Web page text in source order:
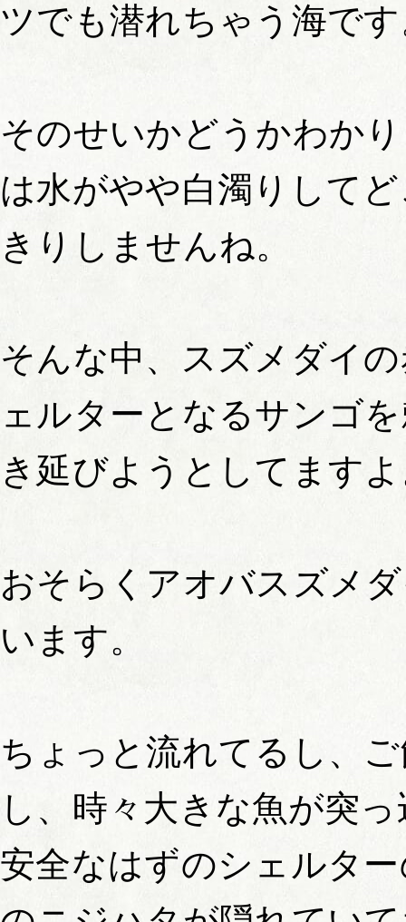
ツでも潜れちゃう海で
そのせいかどうかわか
は水がやや白濁りして
きりしませんね。
そんな中、スズメダイ
ェルターとなるサンゴ
き延びようとしてます
おそらくアオバスズメ
います。
ちょっと流れてるし、
し、時々大きな魚が突
安全なはずのシェルタ